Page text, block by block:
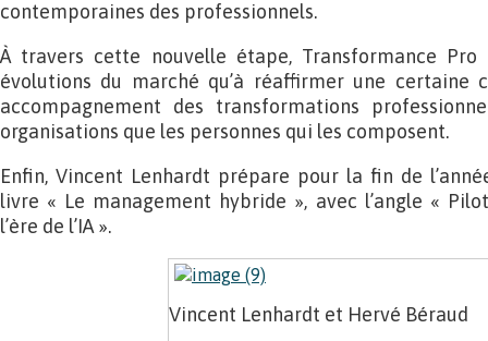
contemporaines des professionnels.
À travers cette nouvelle étape, Transformance
évolutions du marché qu’à réaffirmer une certaine
accompagnement des transformations
organisations que les personnes qui les composent.
Enfin, Vincent Lenhardt prépare pour la fin de
livre « Le management hybride », avec l’angle «
l’ère de l’IA ».
Vincent Lenhardt et Hervé Béraud